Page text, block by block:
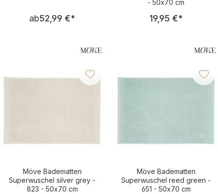
Regulärer Preis:
ab52,99 €*
- 50x70 cm
Regulärer
19,95 €*
Möve Badematten
Superwuschel silver grey -
823 - 50x70 cm
Möve Badematten
Superwuschel reed green -
651 - 50x70 cm